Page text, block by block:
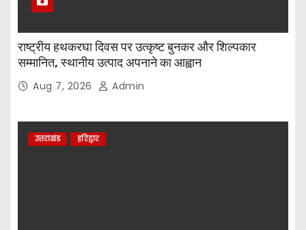
राष्ट्रीय हथकरघा दिवस पर उत्कृष्ट बुनकर और शिल्पकार
सम्मानित, स्थानीय उत्पाद अपनाने का आह्वान
Aug 7, 2026 Admin
उत्तराखंड हरिद्वार